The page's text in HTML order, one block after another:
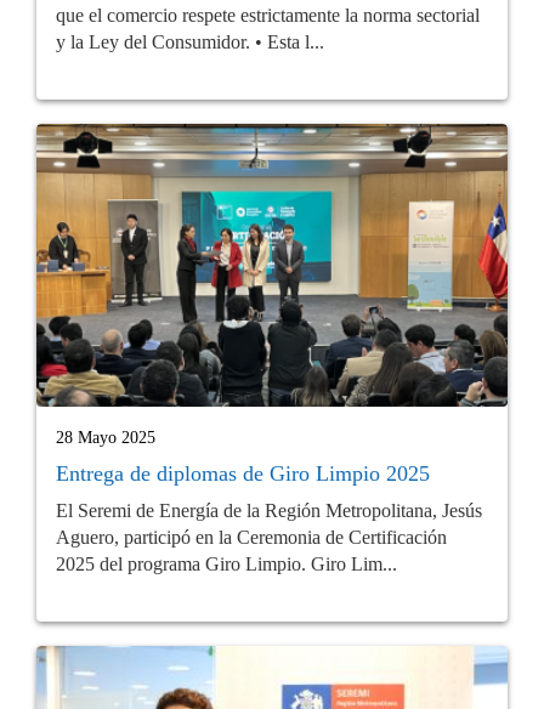
que el comercio respete estrictamente la norma sectorial
y la Ley del Consumidor. • Esta l...
28 Mayo 2025
Entrega de diplomas de Giro Limpio 2025
El Seremi de Energía de la Región Metropolitana, Jesús
Aguero, participó en la Ceremonia de Certificación
2025 del programa Giro Limpio. Giro Lim...